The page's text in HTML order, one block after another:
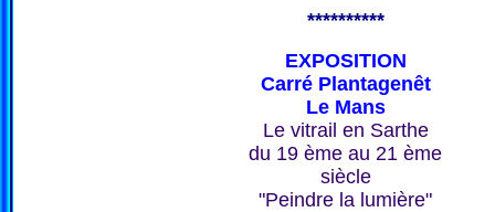
**********
EXPOSITION
Carré Plantagenêt
Le Mans
Le vitrail en Sarthe
du 19 ème au 21 ème
siècle
"Peindre la lumière"